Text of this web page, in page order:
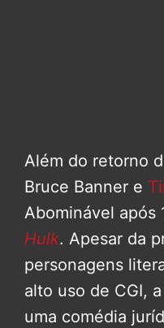
Além do retorno
Bruce Banner e
Abominável após
Hulk. Apesar da
personagens
alto uso de CGI,
uma comédia